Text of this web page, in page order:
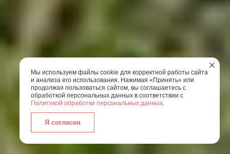
Мы используем файлы cookie для корректной работы сайта
и анализа его использования. Нажимая «Принять» или
продолжая пользоваться сайтом, вы соглашаетесь с
обработкой персональных данных в соответствии с
Политикой обработки персональных данных.
Я согласен